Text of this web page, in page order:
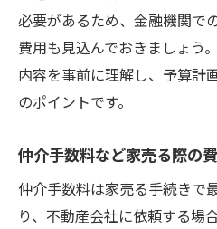
必要があるため、金融機関で
費用も見込んでおきましょう
内容を事前に理解し、予算計
のポイントです。
仲介手数料など家売る際の
仲介手数料は家売る手続きで
り、不動産会社に依頼する場